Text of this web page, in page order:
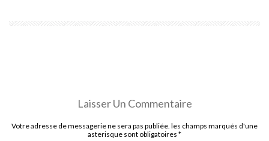
Laisser Un Commentaire
Votre adresse de messagerie ne sera pas publiée. les champs marqués d'une
asterisque sont obligatoires *